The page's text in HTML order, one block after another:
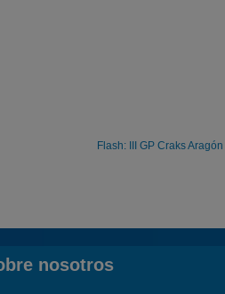
Flash: III GP Craks
nosotros